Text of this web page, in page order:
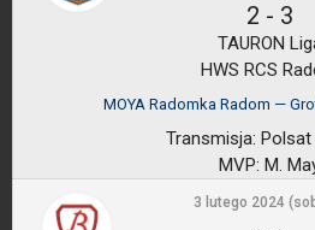
2 - 3
TAURON
HWS RCS
MOYA Radomka Radom —
Transmisja: Polsat
MVP: M.
3 lutego 2024